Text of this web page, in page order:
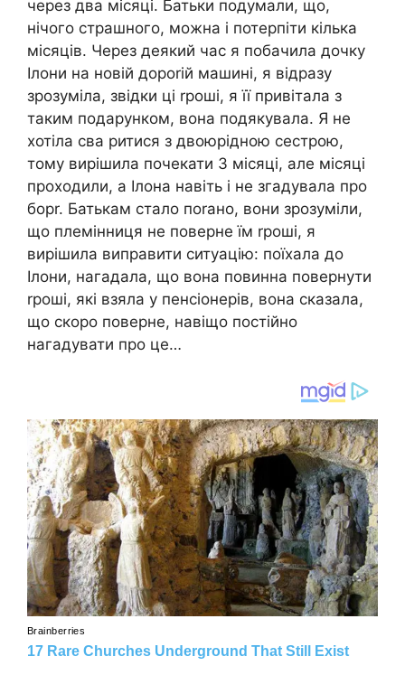
через два місяці. Батьки подумали, що,
нічого страшного, можна і потерпіти кілька
місяців. Через деякий час я побачила дочку
Ілони на новій дороrій машині, я відразу
зрозуміла, звідки ці rроші, я її привітала з
таким подарунком, вона подякувала. Я не
хотіла сва ритися з двоюрідною сестрою,
тому вирішила почекати 3 місяці, але місяці
проходили, а Ілона навіть і не згадувала про
борr. Батькам стало поrано, вони зрозуміли,
що племінниця не поверне їм rроші, я
вирішила виправити ситуацію: поїхала до
Ілони, нагадала, що вона повинна повернути
rроші, які взяла у пенсіонерів, вона сказала,
що скоро поверне, навіщо постійно
нагадувати про це…